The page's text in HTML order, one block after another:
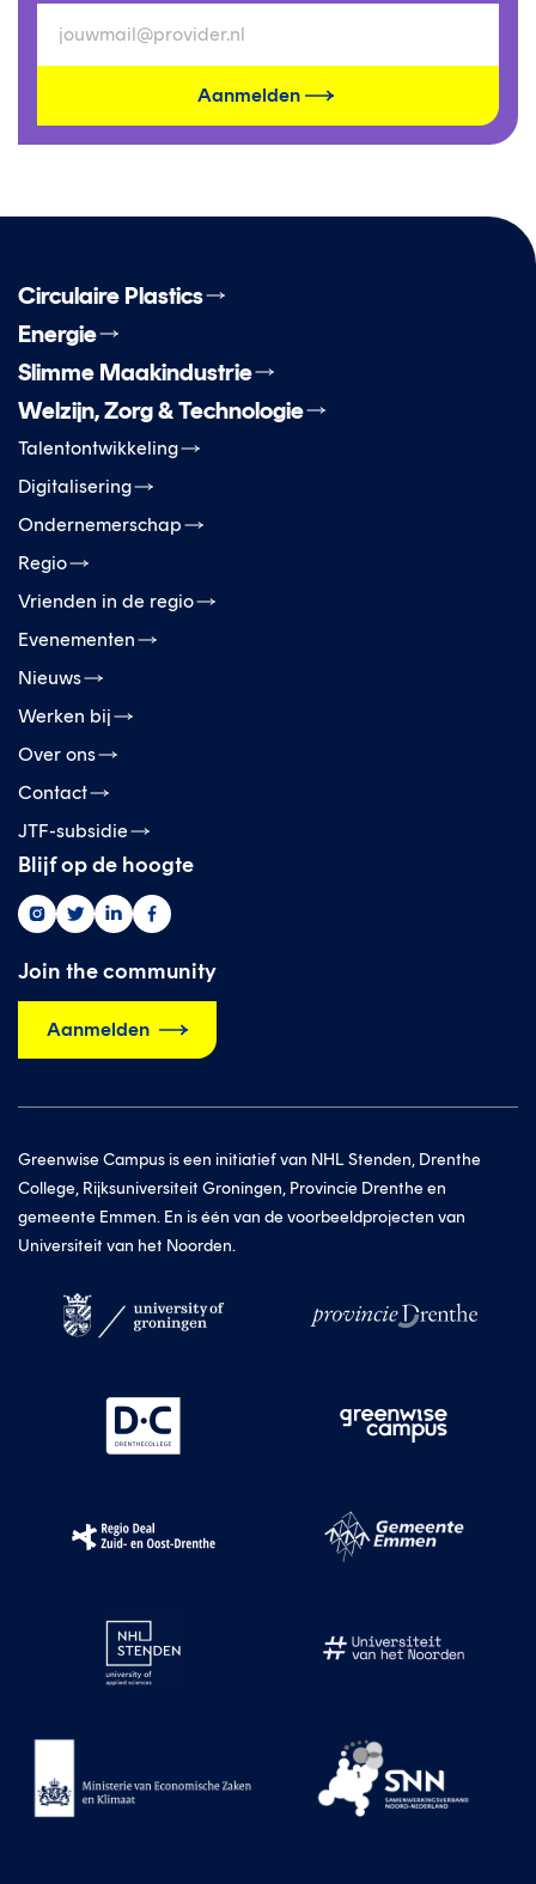
Aanmelden
Circulaire Plastics
Energie
Slimme Maakindustrie
Welzijn, Zorg & Technologie
Talentontwikkeling
Digitalisering
Ondernemerschap
Regio
Vrienden in de regio
Evenementen
Nieuws
Werken bij
Over ons
Contact
JTF-subsidie
Blijf op de hoogte
Greenwise
op
instagram
Greenwise
op
twitter
Greenwise
op
linkedin
Greenwise
op
facebook
Join the community
Aanmelden
Greenwise Campus is een initiatief van NHL Stenden, Drenthe
College, Rijksuniversiteit Groningen, Provincie Drenthe en
gemeente Emmen. En is één van de voorbeeldprojecten van
Universiteit van het Noorden.